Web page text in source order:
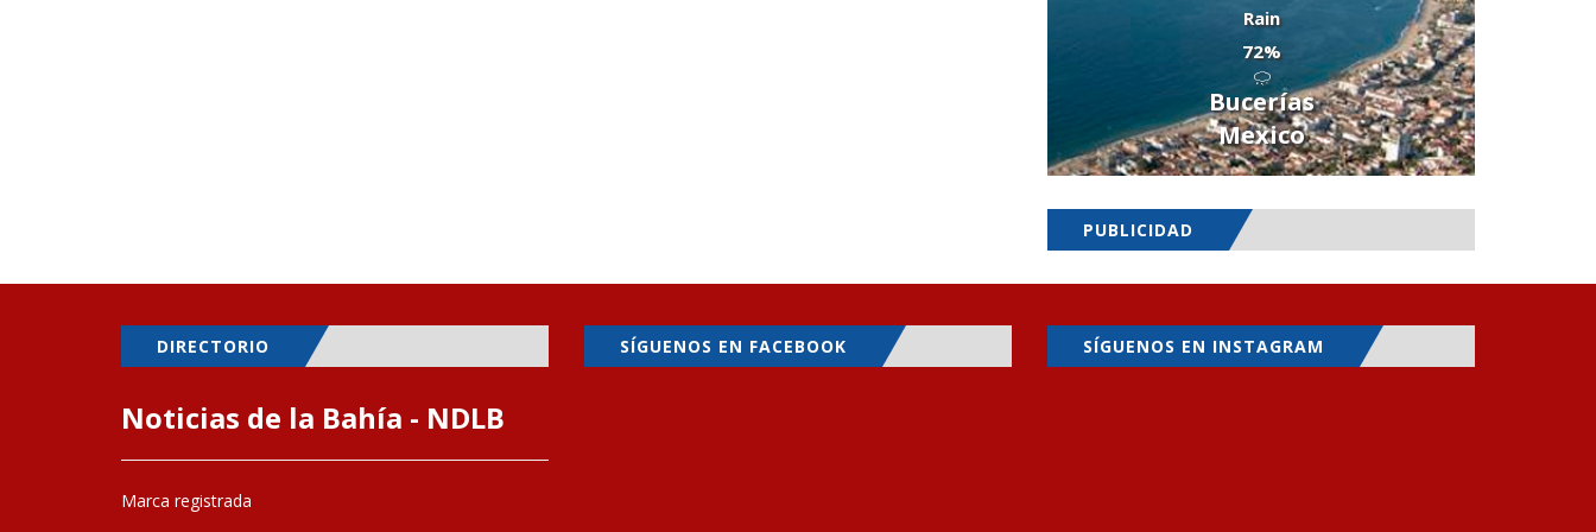
Rain
72%
Bucerías
Mexico
PUBLICIDAD
DIRECTORIO
Noticias de la Bahía - NDLB
Marca registrada
SÍGUENOS EN FACEBOOK SÍGUENOS EN INSTAGRAM